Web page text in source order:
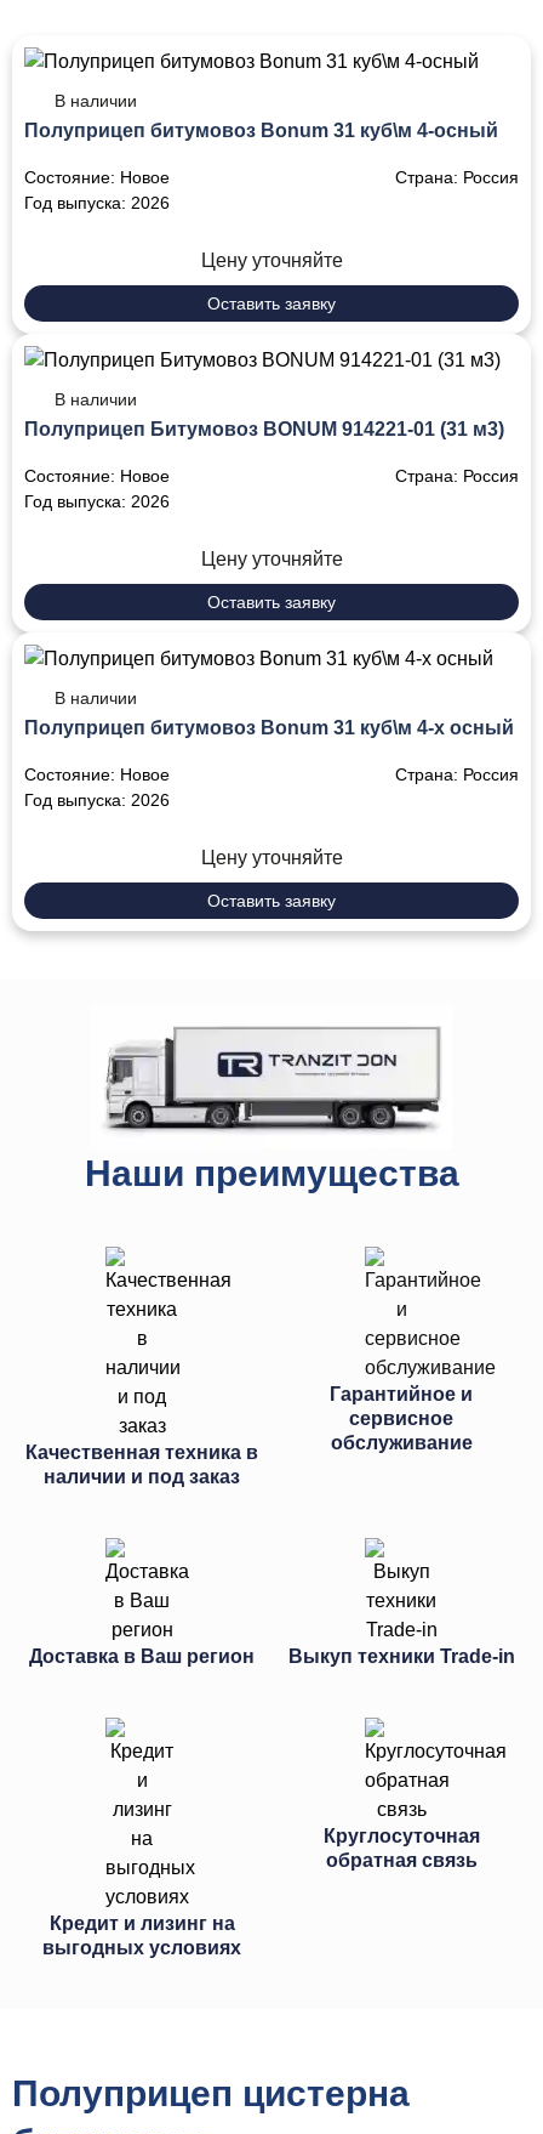
В наличии
Полуприцеп битумовоз Bonum 31 куб\м 4-осный
Состояние: Новое Страна: Россия
Год выпуска: 2026
Цену уточняйте
Оставить заявку
В наличии
Полуприцеп Битумовоз BONUM 914221-01 (31 м3)
Состояние: Новое Страна: Россия
Год выпуска: 2026
Цену уточняйте
Оставить заявку
В наличии
Полуприцеп битумовоз Bonum 31 куб\м 4-х осный
Состояние: Новое Страна: Россия
Год выпуска: 2026
Цену уточняйте
Оставить заявку
Наши преимущества
Качественная техника в
наличии и под заказ
Гарантийное и
сервисное
обслуживание
Доставка в Ваш регион Выкуп техники Trade-in
Кредит и лизинг на
выгодных условиях
Круглосуточная
обратная связь
Полуприцеп цистерна